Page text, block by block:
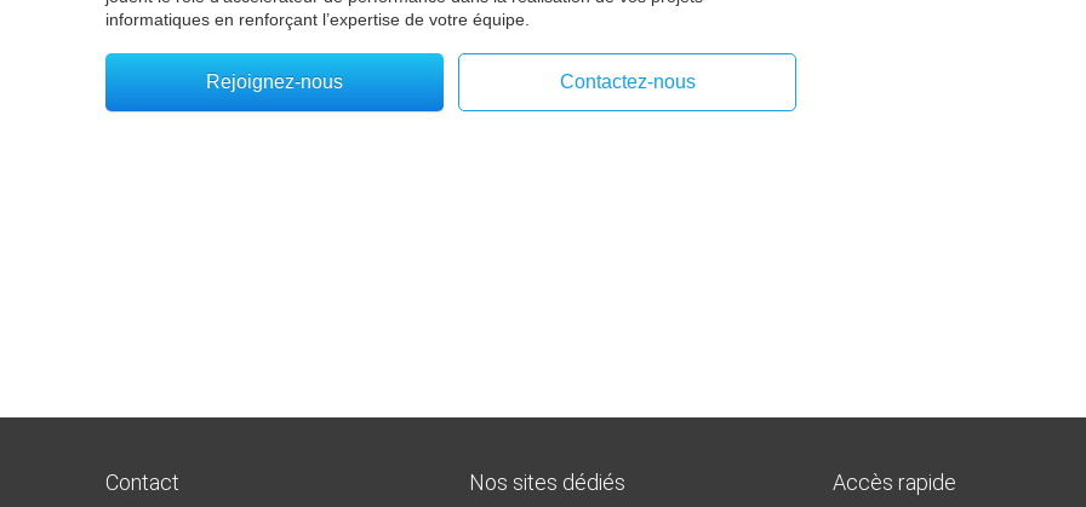
informatiques en renforçant l’expertise de votre équipe.
Rejoignez-nous Contactez-nous
Contact Nos sites dédiés Accès rapide